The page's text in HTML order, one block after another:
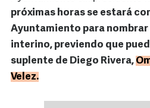
próximas horas se estará
Ayuntamiento para nombrar
interino, previendo que
suplente de Diego Rivera,
Velez.